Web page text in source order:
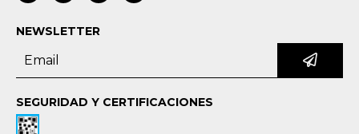
NEWSLETTER
SEGURIDAD Y CERTIFICACIONES